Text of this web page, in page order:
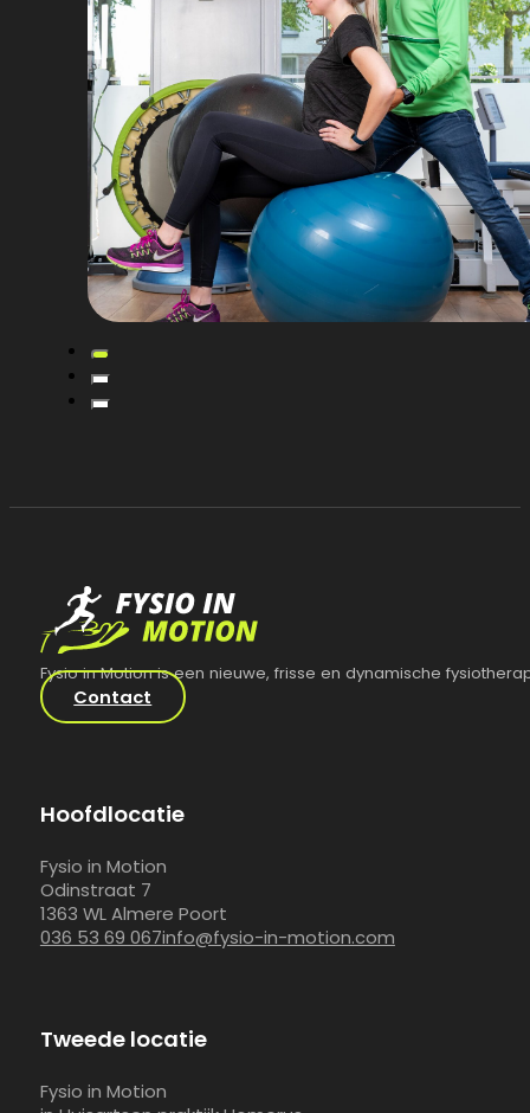
Fysio in Motion is een nieuwe, frisse en dynamische
Contact
Hoofdlocatie
Fysio in Motion
Odinstraat 7
1363 WL Almere Poort
036 53 69 067info@fysio-in-motion.com
Tweede locatie
Fysio in Motion